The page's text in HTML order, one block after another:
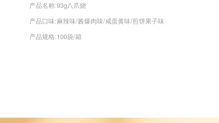
产品名称:93g八爪烧
产品口味:麻辣味/酱爆肉味/咸蛋黄味/煎饼果子味
产品规格:100袋/箱